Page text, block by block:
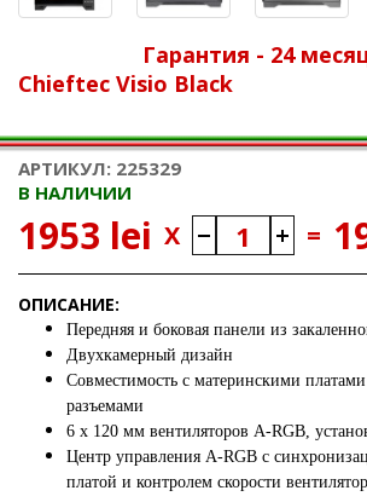
Гарантия - 24
Chieftec Visio Black
АРТИКУЛ: 225329
В НАЛИЧИИ
1953 lei X =
ОПИСАНИЕ:
Передняя и боковая панели из
Двухкамерный дизайн
Совместимость с материнскими
разъемами
6 x 120 мм вентиляторов A-RGB,
Центр управления A-RGB с
платой и контролем скорости